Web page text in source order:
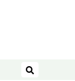
ຄົ້ນຫາ